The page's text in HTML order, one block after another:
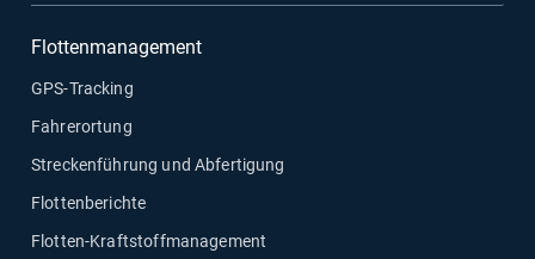
Flottenmanagement
GPS-Tracking
Fahrerortung
Streckenführung und Abfertigung
Flottenberichte
Flotten-Kraftstoffmanagement